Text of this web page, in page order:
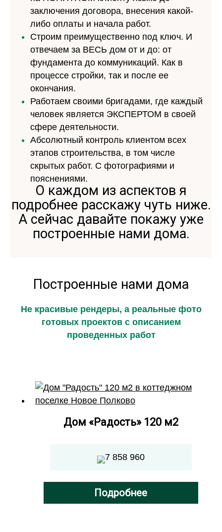
заключения договора, внесения какой-
либо оплаты и начала работ.
Строим преимущественно под ключ. И
отвечаем за ВЕСЬ дом от и до: от
фундамента до коммуникаций. Как в
процессе стройки, так и после ее
окончания.
Работаем своими бригадами, где каждый
человек является ЭКСПЕРТОМ в своей
сфере деятельности.
Абсолютный контроль клиентом всех
этапов строительства, в том числе
скрытых работ. С фотографиями и
пояснениями.
О каждом из аспектов я
подробнее расскажу чуть ниже.
А сейчас давайте покажу уже
построенные нами дома.
Построенные нами дома
Не красивые рендеры, а реальные фото
готовых проектов с описанием
проведенных работ
Дом «Радость» 120 м2
7 858 960
Подробнее